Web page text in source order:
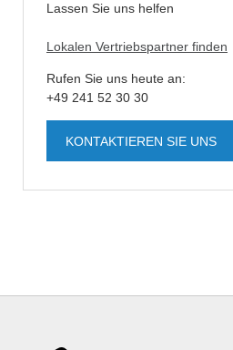
Lassen Sie uns helfen
Lokalen Vertriebspartner finden
Rufen Sie uns heute an:
+49 241 52 30 30
KONTAKTIEREN SIE UNS